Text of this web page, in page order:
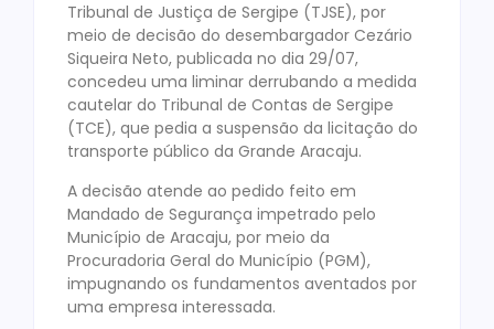
Tribunal de Justiça de Sergipe (TJSE), por
meio de decisão do desembargador Cezário
Siqueira Neto, publicada no dia 29/07,
concedeu uma liminar derrubando a medida
cautelar do Tribunal de Contas de Sergipe
(TCE), que pedia a suspensão da licitação do
transporte público da Grande Aracaju.
A decisão atende ao pedido feito em
Mandado de Segurança impetrado pelo
Município de Aracaju, por meio da
Procuradoria Geral do Município (PGM),
impugnando os fundamentos aventados por
uma empresa interessada.